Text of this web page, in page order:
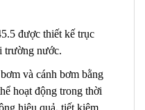
được thiết kế trục
trường nước.
và cánh bơm bằng
hoạt động trong thời